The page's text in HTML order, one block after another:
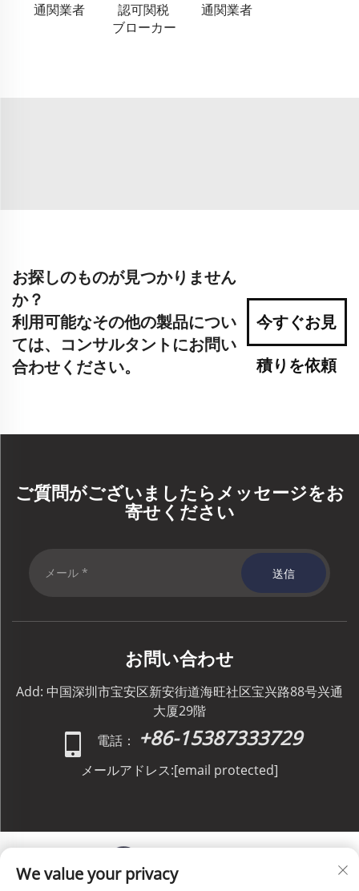
通関業者
認可関税
ブローカー
通関業者
お探しのものが見つかりません
か？
利用可能なその他の製品につい
ては、コンサルタントにお問い
合わせください。
今すぐお見
積りを依頼
ご質問がございましたらメッセージをお
寄せください
送信
お問い合わせ
Add: 中国深圳市宝安区新安街道海旺社区宝兴路88号兴通
大厦29階
電話：
+86-15387333729
メールアドレス:[email protected]
We value your privacy